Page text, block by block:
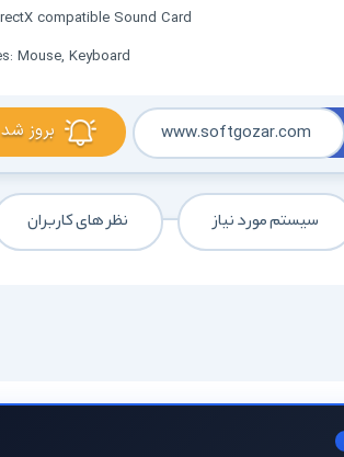
compatible Sound Card
Mouse, Keyboard
بروز www.softgozar.com
سیستم مورد نیاز نظر های کاربران